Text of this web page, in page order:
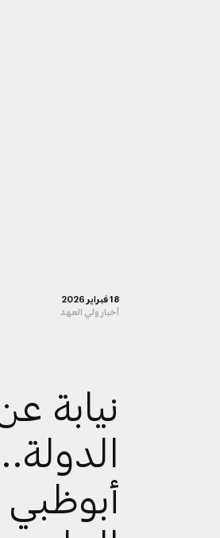
18 فبراير 2026
أخبار ولي العهد
نيابة